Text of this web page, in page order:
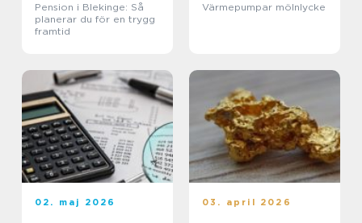
Pension i Blekinge: Så
planerar du för en trygg
framtid
Värmepumpar mölnlycke
02. maj 2026 03. april 2026